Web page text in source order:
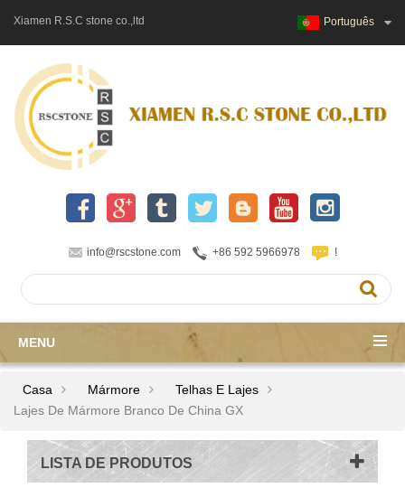
Xiamen R.S.C stone co.,ltd Português
info@rscstone.com +86 592 5966978 !
MENU
Casa Mármore
Telhas E Lajes
Lajes De Mármore Branco De China GX
LISTA DE PRODUTOS